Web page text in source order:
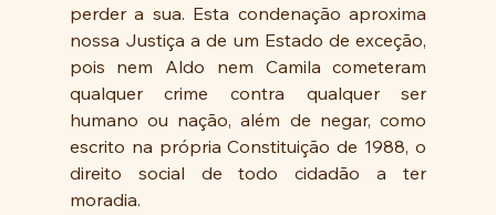
perder a sua. Esta condenação aproxima
nossa Justiça a de um Estado de exceção,
pois nem Aldo nem Camila cometeram
qualquer crime contra qualquer ser
humano ou nação, além de negar, como
escrito na própria Constituição de 1988, o
direito social de todo cidadão a ter
moradia.